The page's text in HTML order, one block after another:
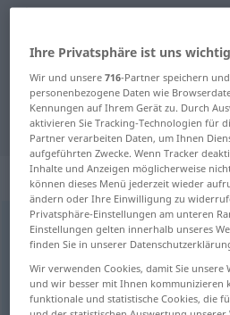
Englisch-Deutsch
"trimmings"
"trimmings"
„trimmings“:
trimmings [ˈtrɪmɪŋz]pl
Übersicht aller
(Für mehr Details die Übersetzung
Ihre Privatsphäre ist uns wichtig
Wir und unsere716-Partner speichern
personenbezogene Daten wie
Kennungen auf Ihrem Gerät zu. Durch
aktivieren Sie Tracking-Technologien für
Partner verarbeiten Daten, um Ihnen
aufgeführten Zwecke. Wenn Tracker
Inhalte und Anzeigen möglicherweise
können dieses Menü jederzeit wieder
ändern oder Ihre Einwilligung zu
Privatsphäre-Einstellungen am unteren
Einstellungen gelten innerhalb unseres
finden Sie in unserer
Wir verwenden Cookies, damit Sie unsere
und wir besser mit Ihnen kommunizieren
funktionale und statistische Cookies, die